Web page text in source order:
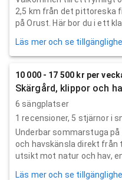
2,5 km från det pittoreska
på Orust. Här bor du i ett
Läs mer och se
10 000 - 17 500 kr per
Skärgård, klippor och
6 sängplatser
1 recensioner, 5 stjärnor i
Underbar sommarstuga
och havskänsla direkt från
utsikt mot natur och hav, en
Läs mer och se